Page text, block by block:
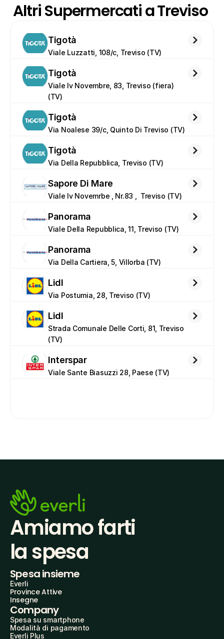
Altri Supermercati a Treviso
Tigotà
Viale Luzzatti, 108/c, Treviso (TV)
Tigotà
Viale Iv Novembre, 83, Treviso (fiera)
(TV)
Tigotà
Via Noalese 39/c, Quinto Di Treviso (TV)
Tigotà
Via Della Repubblica, Treviso (TV)
Sapore Di Mare
Viale Iv Novemrbe , Nr.83 ,  Treviso (TV)
Panorama
Viale Della Repubblica, 11, Treviso (TV)
Panorama
Via Della Cartiera, 5, Villorba (TV)
Lidl
Via Postumia, 28, Treviso (TV)
Lidl
Strada Comunale Delle Corti, 81, Treviso
(TV)
Interspar
Viale Sante Biasuzzi 28, Paese (TV)
Amiamo farti
la spesa
Spesa insieme
Everli
Province Attive
Insegne
Company
Spesa su smartphone
Modalità di pagamento
Everli Plus